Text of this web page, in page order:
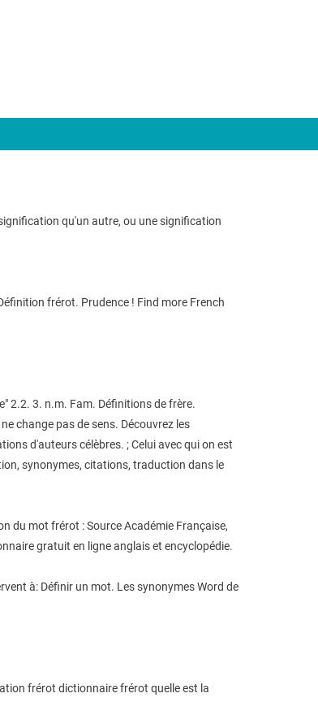
qu'un autre, ou une signification
frérot. Prudence ! Find more French
2.2. 3. n.m. Fam. Définitions de frère.
change pas de sens. Découvrez les
d'auteurs célèbres. ; Celui avec qui on est
synonymes, citations, traduction dans le
du mot frérot : Source Académie Française,
gratuit en ligne anglais et encyclopédie.
à: Définir un mot. Les synonymes Word de
frérot dictionnaire frérot quelle est la